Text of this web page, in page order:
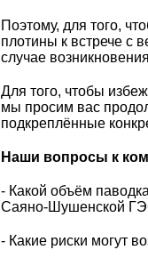
Поэтому, для того,
плотины к встрече с
случае
Для того, чтобы
мы просим вас
подкреплённые
Наши вопросы к
- Какой объём
Саяно-Шушенской
- Какие риски могут